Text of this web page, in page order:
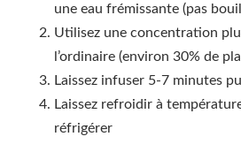
une eau frémissante (pas
Utilisez une concentration
l’ordinaire (environ 30% de
Laissez infuser 5-7 minutes
Laissez refroidir à
réfrigérer